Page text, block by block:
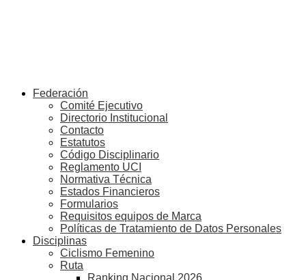
Federación
Comité Ejecutivo
Directorio Institucional
Contacto
Estatutos
Código Disciplinario
Reglamento UCI
Normativa Técnica
Estados Financieros
Formularios
Requisitos equipos de Marca
Políticas de Tratamiento de Datos Personales
Disciplinas
Ciclismo Femenino
Ruta
Ranking Nacional 2026